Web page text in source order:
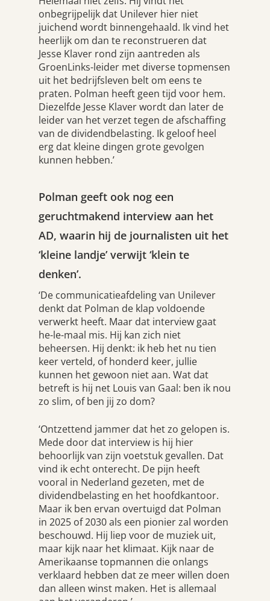
onbegrijpelijk dat Unilever hier niet
juichend wordt binnengehaald. Ik vind het
heerlijk om dan te reconstrueren dat
Jesse Klaver rond zijn aantreden als
GroenLinks-leider met diverse topmensen
uit het bedrijfsleven belt om eens te
praten. Polman heeft geen tijd voor hem.
Diezelfde Jesse Klaver wordt dan later de
leider van het verzet tegen de afschaffing
van de dividendbelasting. Ik geloof heel
erg dat kleine dingen grote gevolgen
kunnen hebben.’
Polman geeft ook nog een
geruchtmakend interview aan het
AD, waarin hij de journalisten uit het
‘kleine landje’ verwijt ‘klein te
denken’.
‘De communicatieafdeling van Unilever
denkt dat Polman de klap voldoende
verwerkt heeft. Maar dat interview gaat
he-le-maal mis. Hij kan zich niet
beheersen. Hij denkt: ik heb het nu tien
keer verteld, of honderd keer, jullie
kunnen het gewoon niet aan. Wat dat
betreft is hij net Louis van Gaal: ben ik nou
zo slim, of ben jij zo dom?
‘Ontzettend jammer dat het zo gelopen is.
Mede door dat interview is hij hier
behoorlijk van zijn voetstuk gevallen. Dat
vind ik echt onterecht. De pijn heeft
vooral in Nederland gezeten, met de
dividendbelasting en het hoofdkantoor.
Maar ik ben ervan overtuigd dat Polman
in 2025 of 2030 als een pionier zal worden
beschouwd. Hij liep voor de muziek uit,
maar kijk naar het klimaat. Kijk naar de
Amerikaanse topmannen die onlangs
verklaard hebben dat ze meer willen doen
dan alleen winst maken. Het is allemaal